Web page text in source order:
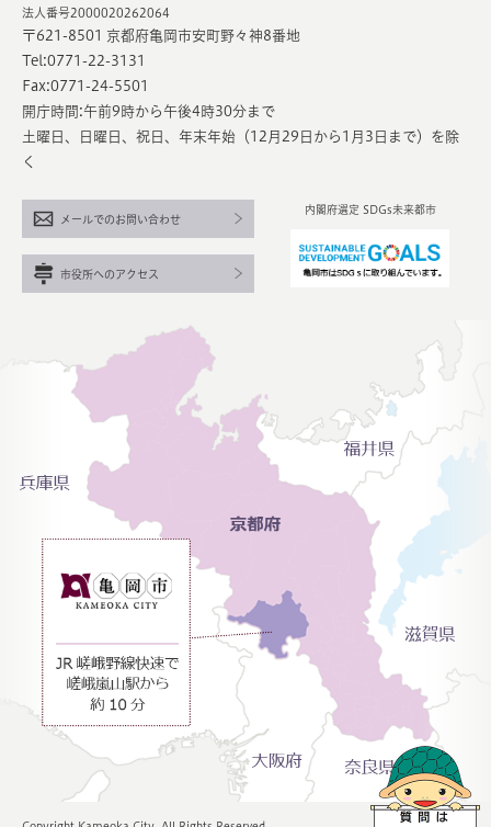
法人番号2000020262064
〒621-8501 京都府亀岡市安町野々神8番地
Tel:0771-22-3131
Fax:0771-24-5501
開庁時間:午前9時から午後4時30分まで
土曜日、日曜日、祝日、年末年始（12月29日から1月3日まで）を除
く
内閣府選定 SDGs未来都市
メールでのお問い合わせ
市役所へのアクセス